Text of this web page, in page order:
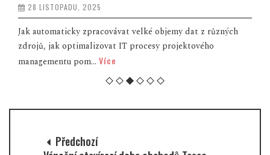
28 LISTOPADU, 2025
Jak automaticky zpracovávat velké objemy dat z různých
zdrojů, jak optimalizovat IT procesy projektového
managementu pom... Více
Předchozí